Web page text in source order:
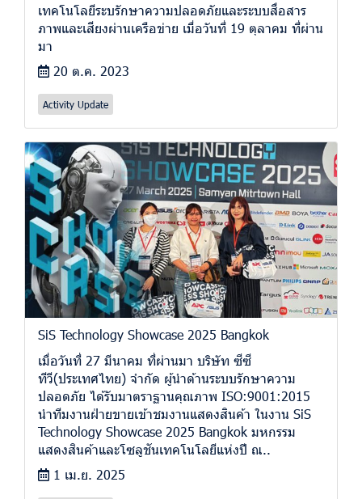
เทคโนโลยีระบรักษาความปลอดภัยและระบบสื่อสาร
ภาพและเสียงผ่านเครือข่าย เมื่อวันที่ 19 ตุลาคม ที่ผ่าน
มา
20 ต.ค. 2023
Activity Update
SiS Technology Showcase 2025 Bangkok
เมื่อวันที่ 27 มีนาคม ที่ผ่านมา บริษัท ซีซี
ทีวี(ประเทศไทย) จำกัด ผู้นำด้านระบบรักษาความ
ปลอดภัย ได้รับมาตราฐานคุณภาพ ISO:9001:2015
นำทีมงานฝ่ายขายเข้าชมงานแสดงสินค้า ในงาน SiS
Technology Showcase 2025 Bangkok มหกรรม
แสดงสินค้าและโซลูชันเทคโนโลยีแห่งปี ณ..
1 เม.ย. 2025